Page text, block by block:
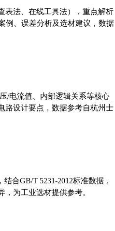
表法、在线工具法），重点解析
例、误差分析及选材建议，数据
/电流值、内部逻辑关系等核心
路设计要点，数据参考自杭州士
合GB/T 5231-2012标准数据，
为工业选材提供参考。